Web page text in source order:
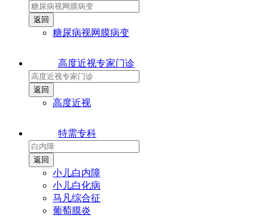
糖尿病视网膜病变
高度近视专家门诊
高度近视
特需专科
小儿白内障
小儿白化病
马凡综合征
葡萄膜炎